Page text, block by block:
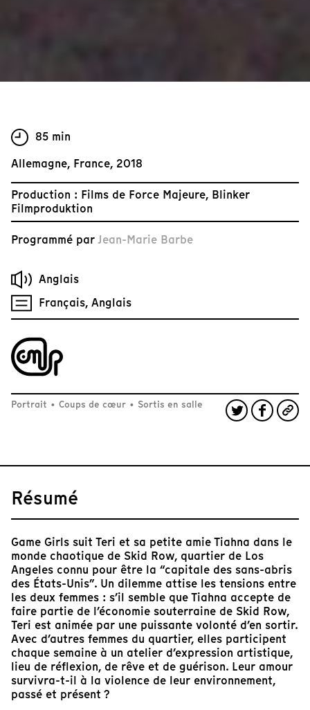
85 min
Allemagne, France, 2018
Production : Films de Force Majeure, Blinker
Filmproduktion
Programmé par Jean-Marie Barbe
Anglais
Français, Anglais
Portrait • Coups de cœur • Sortis en salle
Résumé
Game Girls suit Teri et sa petite amie Tiahna dans le
monde chaotique de Skid Row, quartier de Los
Angeles connu pour être la “capitale des sans-abris
des États-Unis”. Un dilemme attise les tensions entre
les deux femmes : s’il semble que Tiahna accepte de
faire partie de l’économie souterraine de Skid Row,
Teri est animée par une puissante volonté d’en sortir.
Avec d’autres femmes du quartier, elles participent
chaque semaine à un atelier d’expression artistique,
lieu de réflexion, de rêve et de guérison. Leur amour
survivra-t-il à la violence de leur environnement,
passé et présent ?